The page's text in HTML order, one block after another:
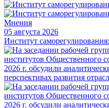
Мнения
05 августа 2026
Институт саморегулирования: